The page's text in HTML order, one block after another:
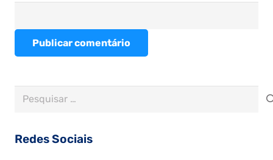
Publicar comentário
Pesquisar
Redes Sociais